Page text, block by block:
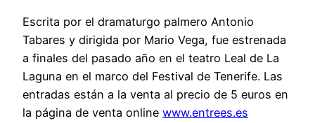
Escrita por el dramaturgo palmero Antonio
Tabares y dirigida por Mario Vega, fue estrenada
a finales del pasado año en el teatro Leal de La
Laguna en el marco del Festival de Tenerife. Las
entradas están a la venta al precio de 5 euros en
la página de venta online www.entrees.es